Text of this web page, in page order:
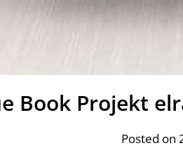
Book Projekt
Posted on